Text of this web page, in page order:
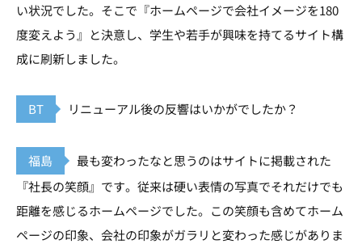
い状況でした。そこで『ホームページで会社イメージを180
度変えよう』と決意し、学生や若手が興味を持てるサイト構
成に刷新しました。
BT リニューアル後の反響はいかがでしたか？
福島
最も変わったなと思うのはサイトに掲載された
『社長の笑顔』です。従来は硬い表情の写真でそれだけでも
距離を感じるホームページでした。この笑顔も含めてホーム
ページの印象、会社の印象がガラリと変わった感じがありま